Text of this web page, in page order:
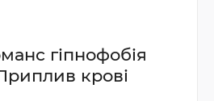
гіпнофобія
крові